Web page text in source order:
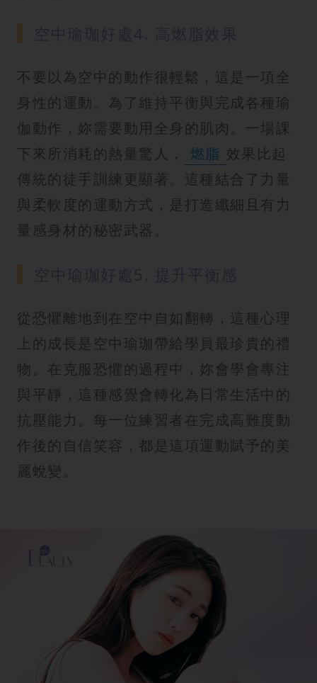
不要以為空中的動作很輕鬆，這是一項全
身性的運動。為了維持平衡與完成各種瑜
伽動作，妳需要動用全身的肌肉。一場課
下來所消耗的熱量驚人，
燃脂 效果比起
傳統的徒手訓練更顯著。這種結合了力量
與柔軟度的運動方式，是打造纖細且有力
量感身材的秘密武器。
從恐懼離地到在空中自如翻轉，這種心理
上的成長是空中瑜珈帶給學員最珍貴的禮
物。在克服恐懼的過程中，妳會學會專注
與平靜，這種感覺會轉化為日常生活中的
抗壓能力。每一位練習者在完成高難度動
作後的自信笑容，都是這項運動賦予的美
麗蛻變。